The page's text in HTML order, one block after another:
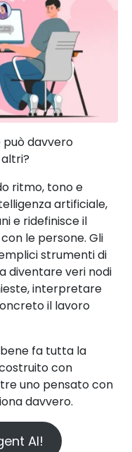
davvero
ritmo, tono e
artificiale,
e ridefinisce il
le persone. Gli
strumenti di
diventare veri nodi
interpretare
il lavoro
fa tutta la
con
uno pensato con
davvero.
AI!